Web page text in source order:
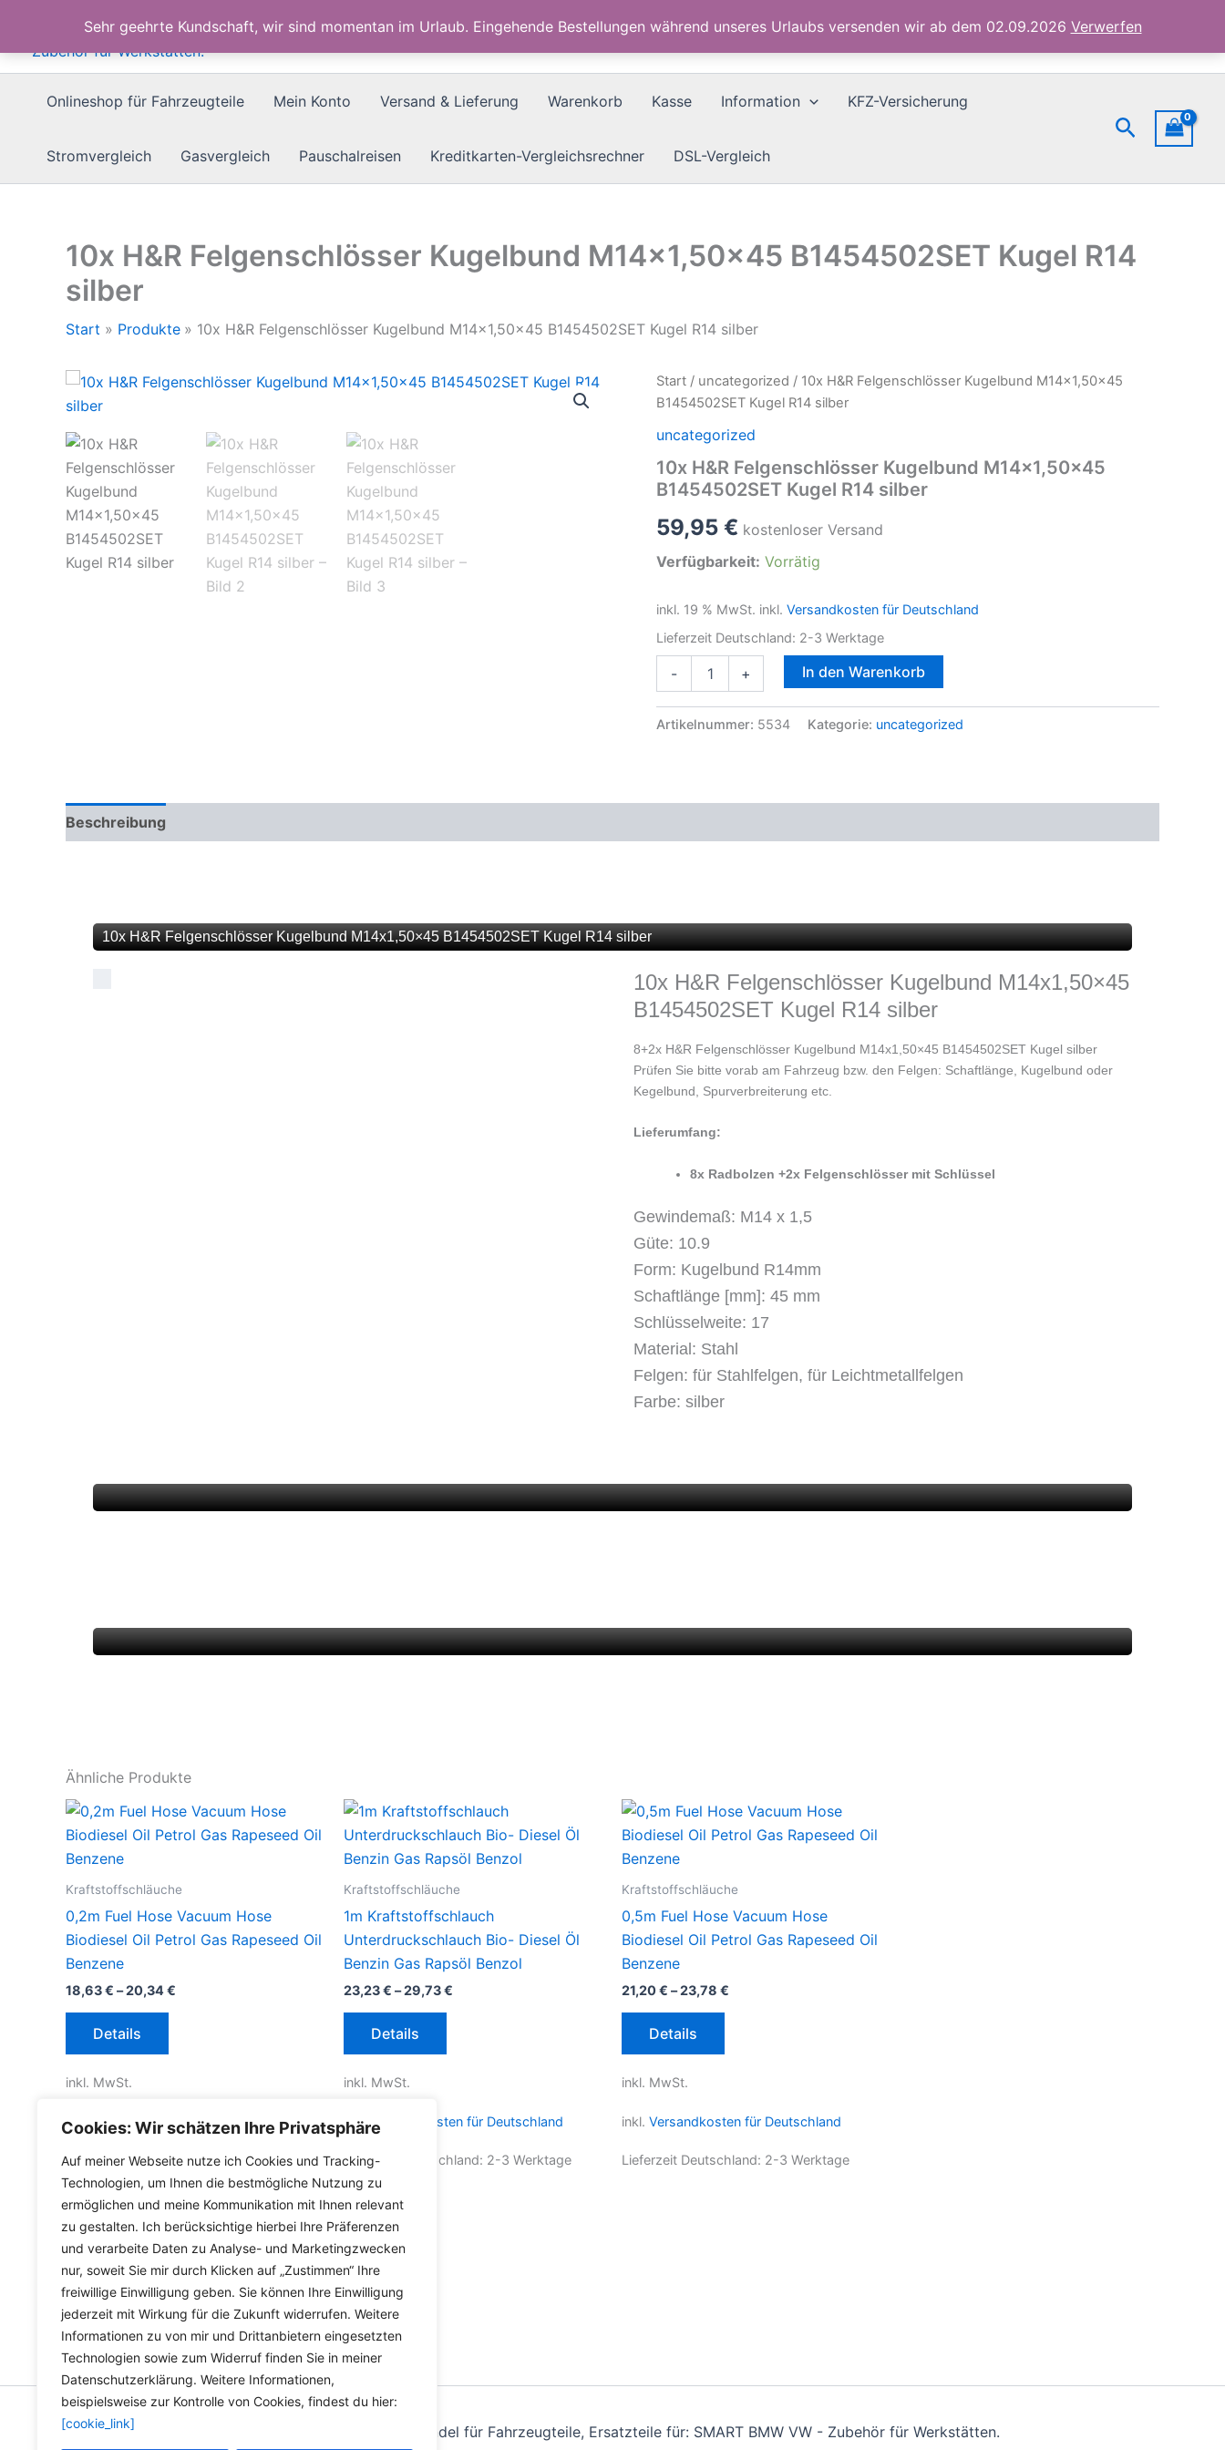
Cookies: Wir schätzen Ihre Privatsphäre
Auf meiner Webseite nutze ich Cookies und Tracking-
Technologien, um Ihnen die bestmögliche Nutzung zu
ermöglichen und meine Kommunikation mit Ihnen relevant
zu gestalten. Ich berücksichtige hierbei Ihre Präferenzen
und verarbeite Daten zu Analyse- und Marketingzwecken
nur, soweit Sie mir durch Klicken auf „Zustimmen“ Ihre
freiwillige Einwilligung geben. Sie können Ihre Einwilligung
jederzeit mit Wirkung für die Zukunft widerrufen. Weitere
Informationen zu von mir und Drittanbietern eingesetzten
Technologien sowie zum Widerruf finden Sie in meiner
Datenschutzerklärung. Weitere Informationen,
beispielsweise zur Kontrolle von Cookies, findest du hier:
[cookie_link]
Sehr geehrte Kundschaft, wir sind momentan im Urlaub. Eingehende Bestellungen während unseres Urlaubs versenden wir ab dem 02.09.2026 Verwerfen
springen
Onlineshop für Fahrzeugteile Mein Konto Versand & Lieferung Warenkorb Kasse Information KFZ-Versicherung
Stromvergleich Gasvergleich Pauschalreisen Kreditkarten-Vergleichsrechner DSL-Vergleich
Suchen
10x H&R Felgenschlösser Kugelbund M14x1,50×45 B1454502SET Kugel R14
silber
Start Produkte 10x H&R Felgenschlösser Kugelbund M14x1,50×45 B1454502SET Kugel R14 silber
Start / uncategorized / 10x H&R Felgenschlösser Kugelbund M14x1,50×45
B1454502SET Kugel R14 silber
uncategorized
10x H&R Felgenschlösser Kugelbund M14x1,50×45
B1454502SET Kugel R14 silber
59,95 € kostenloser Versand
Verfügbarkeit: Vorrätig
inkl. 19 % MwSt. inkl. Versandkosten für Deutschland
Lieferzeit Deutschland: 2-3 Werktage
-
Kugelbund
+ In den Warenkorb
Artikelnummer: 5534 Kategorie: uncategorized
Beschreibung
10x H&R Felgenschlösser Kugelbund M14x1,50×45 B1454502SET Kugel R14 silber
10x H&R Felgenschlösser Kugelbund M14x1,50×45
B1454502SET Kugel R14 silber
8+2x H&R Felgenschlösser Kugelbund M14x1,50×45 B1454502SET Kugel silber
Prüfen Sie bitte vorab am Fahrzeug bzw. den Felgen: Schaftlänge, Kugelbund oder
Kegelbund, Spurverbreiterung etc.
Lieferumfang:
8x Radbolzen +2x Felgenschlösser mit Schlüssel
Gewindemaß: M14 x 1,5
Güte: 10.9
Form: Kugelbund R14mm
Schaftlänge [mm]: 45 mm
Schlüsselweite: 17
Material: Stahl
Felgen: für Stahlfelgen, für Leichtmetallfelgen
Farbe: silber
Ähnliche Produkte
Kraftstoffschläuche
0,2m Fuel Hose Vacuum Hose
Biodiesel Oil Petrol Gas Rapeseed Oil
Benzene
18,63€ –20,34€
Details
Dieses
auf.
Die
Optionen
können
auf
der
Produktseite
gewählt
werden
inkl. MwSt.
inkl. Versandkosten für Deutschland
Lieferzeit Deutschland:2-3 Werktage
Kraftstoffschläuche
1m Kraftstoffschlauch
Unterdruckschlauch Bio- Diesel Öl
Benzin Gas Rapsöl Benzol
23,23€ –29,73€
Details
Dieses
Die
inkl. MwSt.
inkl.Versandkosten für Deutschland
Lieferzeit Deutschland: 2-3 Werktage
Kraftstoffschläuche
0,5m Fuel Hose Vacuum Hose
Biodiesel Oil Petrol Gas Rapeseed Oil
Benzene
21,20€ –23,78 €
Details
Dieses
Die
inkl. MwSt.
inkl. Versandkosten für Deutschland
Lieferzeit Deutschland: 2-3 Werktage
Copyright © 2026 Versandhandel für Fahrzeugteile, Ersatzteile für: SMART BMW VW - Zubehör für Werkstätten.
Kugel
R14
silber
Menge